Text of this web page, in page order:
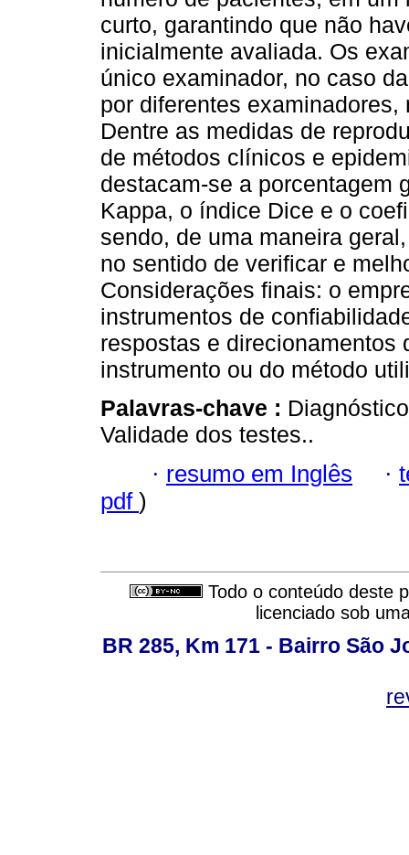
curto, garantindo que não
inicialmente avaliada. Os
único examinador, no caso
por diferentes
Dentre as medidas de
de métodos clínicos e
destacam-se a porcentagem
Kappa, o índice Dice e o
sendo, de uma maneira
no sentido de verificar e
Considerações finais: o
instrumentos de
respostas e direcionamentos
instrumento ou do método
Palavras-chave :
Validade dos testes..
· resumo em Inglês ·
pdf )
Todo o conteúdo deste
licenciado sob
BR 285, Km 171 - Bairro São